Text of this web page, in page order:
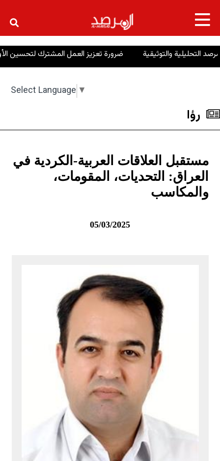
× ضرورة تعزيز العمل المشترك لتحسين الأوضاع في
Select Language ▼
رؤا
مستقبل العلاقات العربية-الكردية في
العراق: التحديات، المقومات،
والمكاسب
05/03/2025